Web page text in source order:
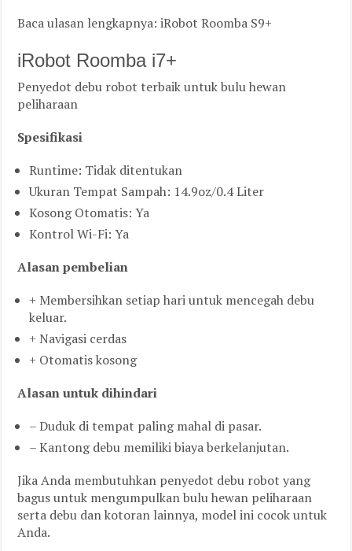
Baca ulasan lengkapnya: iRobot Roomba S9+
iRobot Roomba i7+
Penyedot debu robot terbaik untuk bulu hewan
peliharaan
Spesifikasi
Runtime: Tidak ditentukan
Ukuran Tempat Sampah: 14.9oz/0.4 Liter
Kosong Otomatis: Ya
Kontrol Wi-Fi: Ya
Alasan pembelian
+ Membersihkan setiap hari untuk mencegah debu
keluar.
+ Navigasi cerdas
+ Otomatis kosong
Alasan untuk dihindari
– Duduk di tempat paling mahal di pasar.
– Kantong debu memiliki biaya berkelanjutan.
Jika Anda membutuhkan penyedot debu robot yang
bagus untuk mengumpulkan bulu hewan peliharaan
serta debu dan kotoran lainnya, model ini cocok untuk
Anda.